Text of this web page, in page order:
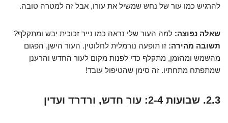
להרגיש כמו עור של נחש שמשיל את עורו, אבל זה למטרה טובה.
שאלה נפוצה: למה העור שלי נראה כמו נייר זכוכית יבש ומתקלף?
תשובה מהירה: זו תופעה נורמלית לחלוטין. העור הישן, הפגום
מהשמש ומהזמן, מתקלף כדי לפנות מקום לעור החדש והרענן
שמתפתח מתחתיו. זה סימן שהטיפול עובד!
2.3. שבועות 2-4: עור חדש, ורדרד ועדין